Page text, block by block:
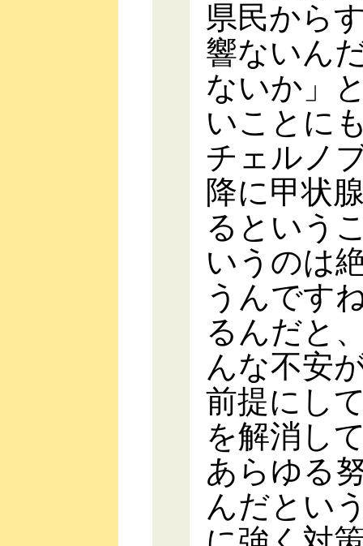
県民から
響ないん
ないか」
いことに
チェルノ
降に甲状
るという
いうのは
うんです
るんだと
んな不安
前提にし
を解消し
あらゆる
んだとい